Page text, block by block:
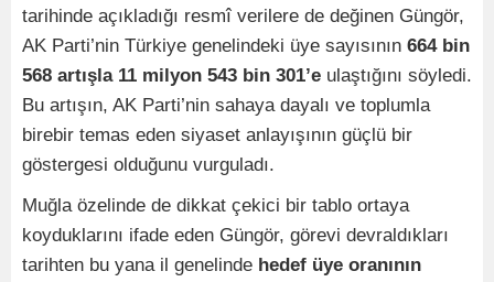
tarihinde açıkladığı resmî verilere de değinen Güngör,
AK Parti’nin Türkiye genelindeki üye sayısının 664 bin
568 artışla 11 milyon 543 bin 301’e ulaştığını söyledi.
Bu artışın, AK Parti’nin sahaya dayalı ve toplumla
birebir temas eden siyaset anlayışının güçlü bir
göstergesi olduğunu vurguladı.
Muğla özelinde de dikkat çekici bir tablo ortaya
koyduklarını ifade eden Güngör, görevi devraldıkları
tarihten bu yana il genelinde hedef üye oranının